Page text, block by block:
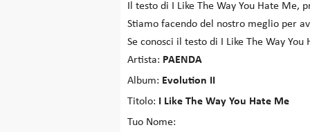
Il testo di I Like The Way You Hate Me,
Stiamo facendo del nostro meglio per
Se conosci il testo di I Like The Way
Artista: PAENDA
Album: Evolution II
Titolo:
I Like The Way You Hate Me
Tuo Nome: